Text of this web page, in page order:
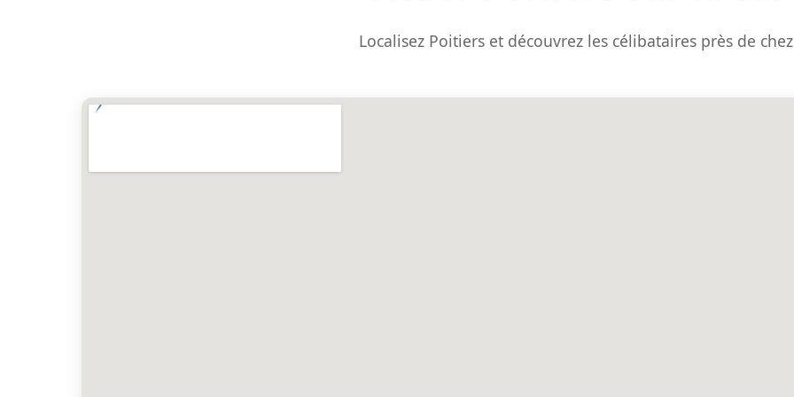
Localisez Poitiers et découvrez les célibataires près de